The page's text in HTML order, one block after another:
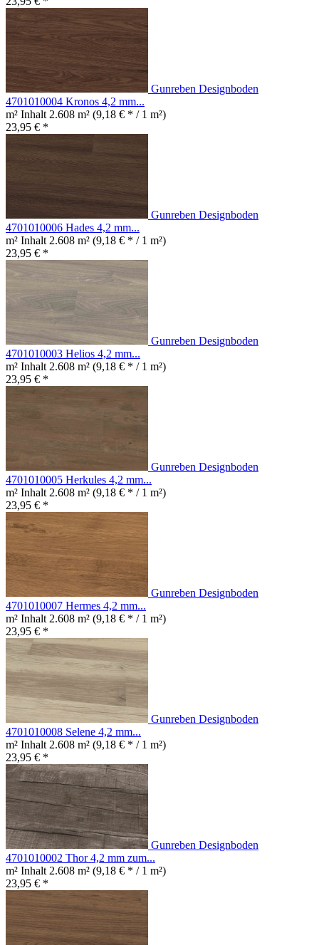
Gunreben Designboden
4701010004 Kronos 4,2 mm...
m² Inhalt 2.608 m² (9,18 € * / 1 m²)
23,95 € *
Gunreben Designboden
4701010006 Hades 4,2 mm...
m² Inhalt 2.608 m² (9,18 € * / 1 m²)
23,95 € *
Gunreben Designboden
4701010003 Helios 4,2 mm...
m² Inhalt 2.608 m² (9,18 € * / 1 m²)
23,95 € *
Gunreben Designboden
4701010005 Herkules 4,2 mm...
m² Inhalt 2.608 m² (9,18 € * / 1 m²)
23,95 € *
Gunreben Designboden
4701010007 Hermes 4,2 mm...
m² Inhalt 2.608 m² (9,18 € * / 1 m²)
23,95 € *
Gunreben Designboden
4701010008 Selene 4,2 mm...
m² Inhalt 2.608 m² (9,18 € * / 1 m²)
23,95 € *
Gunreben Designboden
4701010002 Thor 4,2 mm zum...
m² Inhalt 2.608 m² (9,18 € * / 1 m²)
23,95 € *